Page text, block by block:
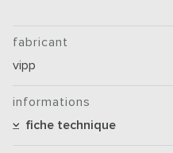
fabricant
vipp
informations
fiche technique